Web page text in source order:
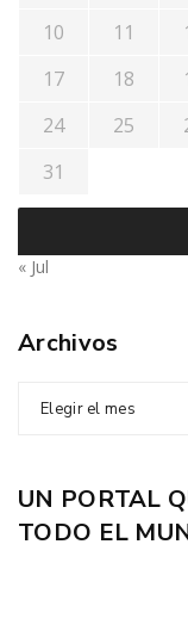
10 11
17
18
24
25
31
« Jul
Archivos
Elegir el mes
UN PORTAL
TODO EL